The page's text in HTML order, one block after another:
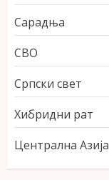
Сарадња
СВО
Српски свет
Хибридни рат
Централна Азија